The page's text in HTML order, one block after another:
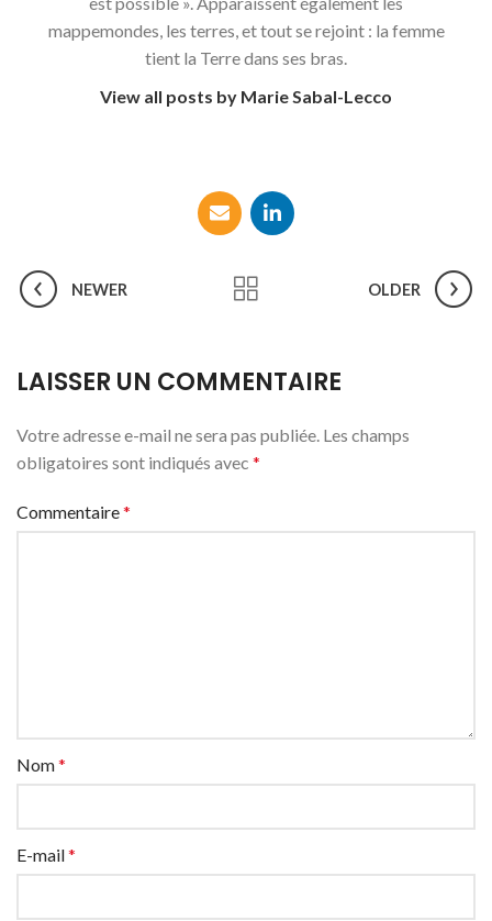
mappemondes, les terres, et tout se rejoint : la femme
tient la Terre dans ses bras.
View all posts by Marie Sabal-Lecco
NEWER OLDER
LAISSER UN COMMENTAIRE
Votre adresse e-mail ne sera pas publiée. Les champs
obligatoires sont indiqués avec *
Commentaire*
Nom*
E-mail*